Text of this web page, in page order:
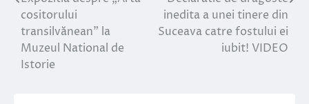
în
articole
cositorului
transilvănean” la
Muzeul National de
Istorie
inedita a unei tinere din
Suceava catre fostului ei
iubit! VIDEO